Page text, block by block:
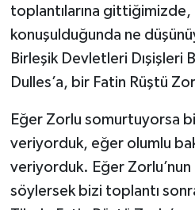
toplantılarına gittiğimizde,
konuşulduğunda ne
Birleşik Devletleri Dışişleri
Dulles’a, bir Fatin Rüştü
Eğer Zorlu somurtuyorsa
veriyorduk, eğer olumlu
veriyorduk. Eğer
söylersek bizi toplantı